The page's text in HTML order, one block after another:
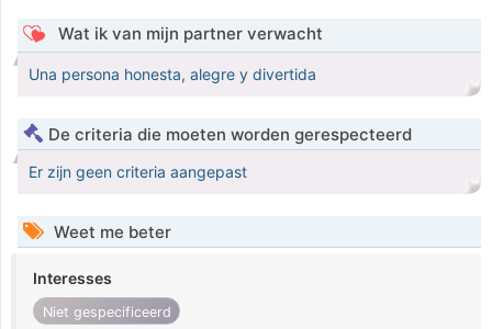
Wat ik van mijn partner verwacht
Una persona honesta, alegre y divertida
De criteria die moeten worden gerespecteerd
Er zijn geen criteria aangepast
Weet me beter
Interesses
Niet gespecificeerd